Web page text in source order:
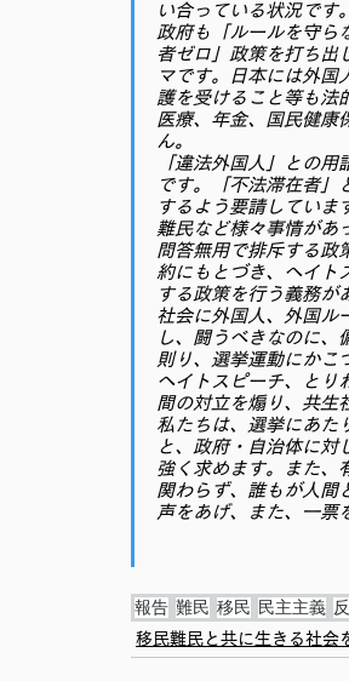
い合っている状況です。
政府も「ルールを守ら
者ゼロ」政策を打ち出
マです。日本には外国
護を受けること等も法
医療、年金、国民健康
ん。
「違法外国人」との
です。「不法滞在者
するよう要請していま
難民など様々事情があ
問答無用で排斥する政
約にもとづき、ヘイト
する政策を行う義務が
社会に外国人、外国ル
し、闘うべきなのに、
則り、選挙運動にかこ
ヘイトスピーチ、とり
間の対立を煽り、共生
私たちは、選挙にあた
と、政府・自治体に対
強く求めます。また、
関わらず、誰もが人間
声をあげ、また、一票
報告 難民 移民 民主主義
移民難民と共に生きる社会